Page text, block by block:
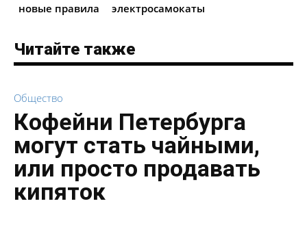
новые правила
электросамокаты
Читайте также
Общество
Кофейни Петербурга
могут стать чайными,
или просто продавать
кипяток